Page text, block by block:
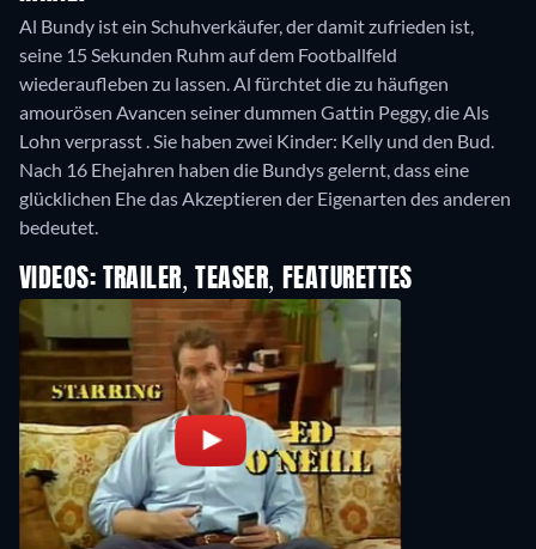
Al Bundy ist ein Schuhverkäufer, der damit zufrieden ist,
seine 15 Sekunden Ruhm auf dem Footballfeld
wiederaufleben zu lassen. Al fürchtet die zu häufigen
amourösen Avancen seiner dummen Gattin Peggy, die Als
Lohn verprasst . Sie haben zwei Kinder: Kelly und den Bud.
Nach 16 Ehejahren haben die Bundys gelernt, dass eine
glücklichen Ehe das Akzeptieren der Eigenarten des anderen
bedeutet.
VIDEOS: TRAILER, TEASER, FEATURETTES